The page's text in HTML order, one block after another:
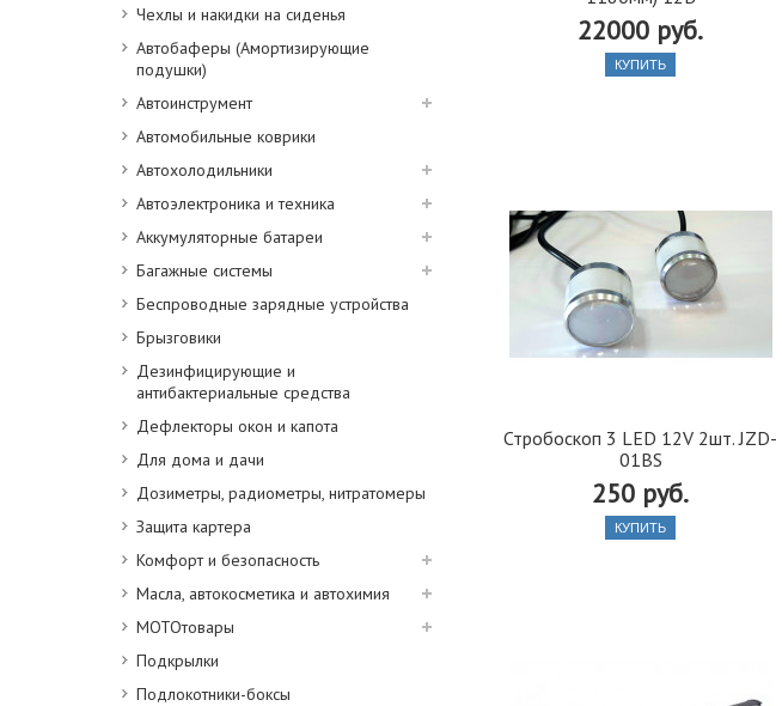
Чехлы и накидки на сиденья
Автобаферы (Амортизирующие
подушки)
Автоинструмент
Автомобильные коврики
Автохолодильники
Автоэлектроника и техника
Аккумуляторные батареи
Багажные системы
Беспроводные зарядные устройства
Брызговики
Дезинфицирующие и
антибактериальные средства
Дефлекторы окон и капота
Для дома и дачи
Дозиметры, радиометры, нитратомеры
Защита картера
Комфорт и безопасность
Масла, автокосметика и автохимия
МОТОтовары
Подкрылки
Подлокотники-боксы
22000 руб.
КУПИТЬ
Стробоскоп 3 LED 12V 2шт. JZD-
01BS
250 руб.
КУПИТЬ